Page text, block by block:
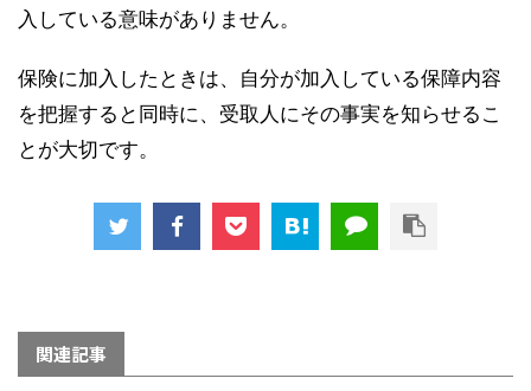
入している意味がありません。
保険に加入したときは、自分が加入している保障内容
を把握すると同時に、受取人にその事実を知らせるこ
とが大切です。
関連記事